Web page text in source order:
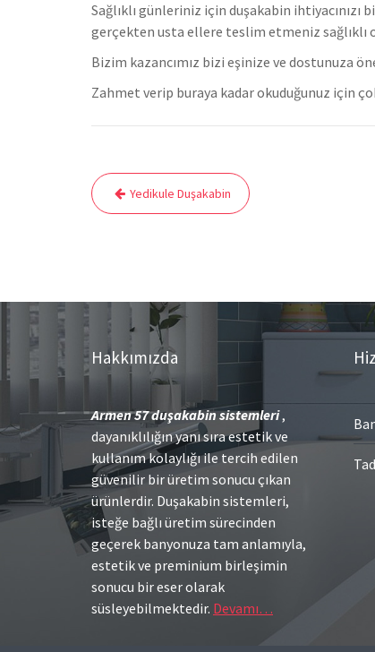
Sağlıklı günleriniz için duşakabin
gerçekten usta ellere teslim etmeniz sağlıklı
Bizim kazancımız bizi eşinize ve dostunuza
Zahmet verip buraya kadar okuduğunuz için
Yazı
gezinmesi
Yedikule Duşakabin
Hakkımızda
Armen 57duşakabin sistemleri,
dayanıklılığın yanı sıra estetik ve
kullanım kolaylığı ile tercih edilen
güvenilir bir üretim sonucu çıkan
ürünlerdir. Duşakabin sistemleri,
isteğe bağlı üretim sürecinden
geçerek banyonuza tam anlamıyla,
estetik ve preminium birleşimin
sonucu bir eser olarak
süsleyebilmektedir. Devamı…